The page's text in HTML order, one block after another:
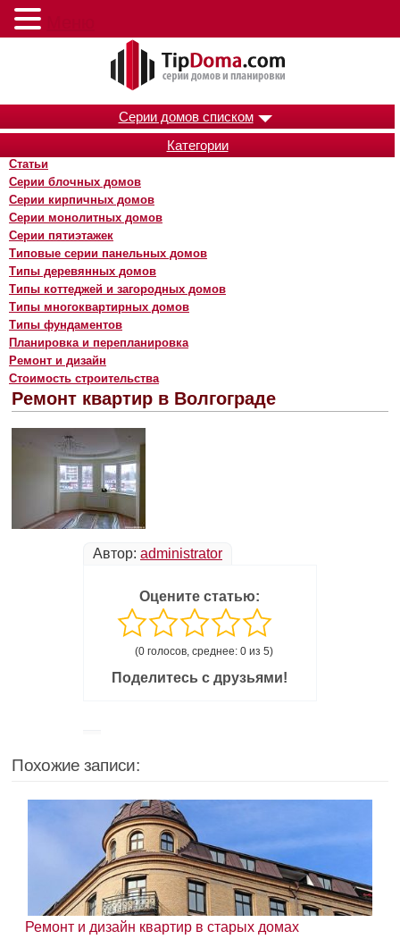
Серии домов списком
Категории
Статьи
Серии блочных домов
Серии кирпичных домов
Серии монолитных домов
Серии пятиэтажек
Типовые серии панельных домов
Типы деревянных домов
Типы коттеджей и загородных домов
Типы многоквартирных домов
Типы фундаментов
Планировка и перепланировка
Ремонт и дизайн
Стоимость строительства
Ремонт квартир в Волгограде
Автор: administrator
Оцените статью:
(0 голосов, среднее: 0 из 5)
Поделитесь с друзьями!
Похожие записи:
Ремонт и дизайн квартир в старых домах